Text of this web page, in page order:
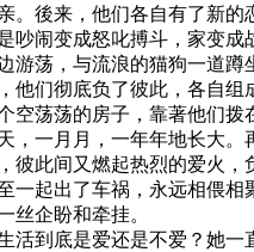
。後来，他们各自有了新的
吵闹变成怒叱搏斗，家变成
游荡，与流浪的猫狗一道蹲
他们彻底负了彼此，各自组
空荡荡的房子，靠著他们拨
，一月月，一年年地长大。
彼此间又燃起热烈的爱火，
一起出了车祸，永远相偎相
丝企盼和牵挂。
活到底是爱还是不爱？她一